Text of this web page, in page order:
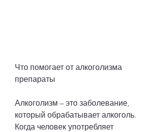
Что помогает от алкоголизма
препараты
Алкоголизм – это заболевание,
который обрабатывает алкоголь.
Когда человек употребляет